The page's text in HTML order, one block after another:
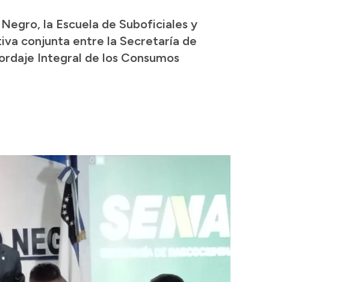
la Escuela de Suboficiales y
conjunta entre la Secretaría de
Integral de los Consumos